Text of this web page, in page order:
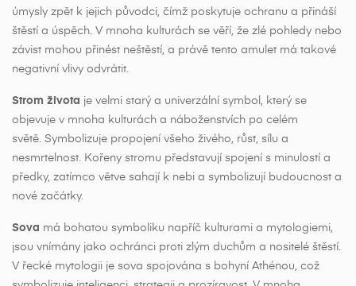
úmysly zpět k jejich původci, čímž poskytuje ochranu a přináší
štěstí a úspěch. V mnoha kulturách se věří, že zlé pohledy nebo
závist mohou přinést neštěstí, a právě tento amulet má takové
negativní vlivy odvrátit.
Strom života je velmi starý a univerzální symbol, který se
objevuje v mnoha kulturách a náboženstvích po celém
světě. Symbolizuje propojení všeho živého, růst, sílu a
nesmrtelnost. Kořeny stromu představují spojení s minulostí a
předky, zatímco větve sahají k nebi a symbolizují budoucnost a
nové začátky.
Sova má bohatou symboliku napříč kulturami a mytologiemi,
jsou vnímány jako ochránci proti zlým duchům a nositelé štěstí.
V řecké mytologii je sova spojována s bohyní Athénou, což